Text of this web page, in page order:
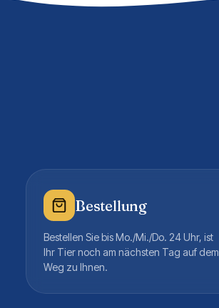
Bestellung
Bestellen Sie bis Mo./Mi./Do. 24 Uhr, ist
Ihr Tier noch am nächsten Tag auf dem
Weg zu Ihnen.